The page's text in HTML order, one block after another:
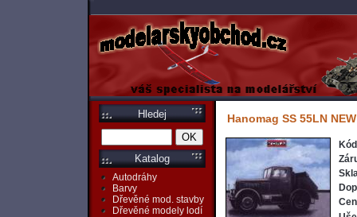
Hledej
Katalog
Autodráhy
Barvy
Dřevěné mod. stavby
Dřevěné modely lodí
Hanomag SS 55LN NEW